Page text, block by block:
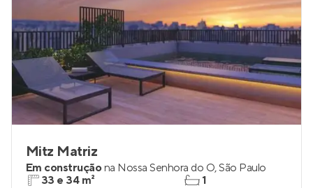
Mitz Matriz
Em construçãona Nossa Senhora do Ó,São Paulo
33 e 34 m²
1